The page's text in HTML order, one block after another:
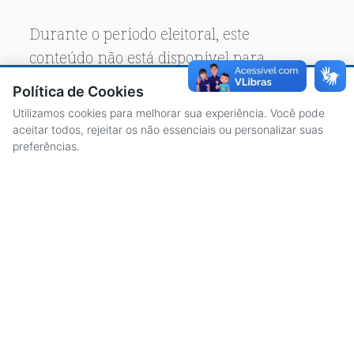
Durante o período eleitoral, este
conteúdo não está disponível para
acesso público.
Política de Cookies
Utilizamos cookies para melhorar sua experiência. Você pode
aceitar todos, rejeitar os não essenciais ou personalizar suas
preferências.